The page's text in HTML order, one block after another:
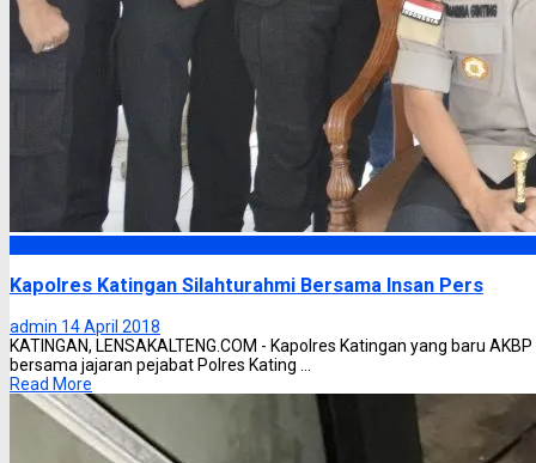
Kapolres Katingan Silahturahmi Bersama Insan Pers
admin 14 April 2018
KATINGAN, LENSAKALTENG.COM - Kapolres Katingan yang baru
bersama jajaran pejabat Polres Kating ...
Read More